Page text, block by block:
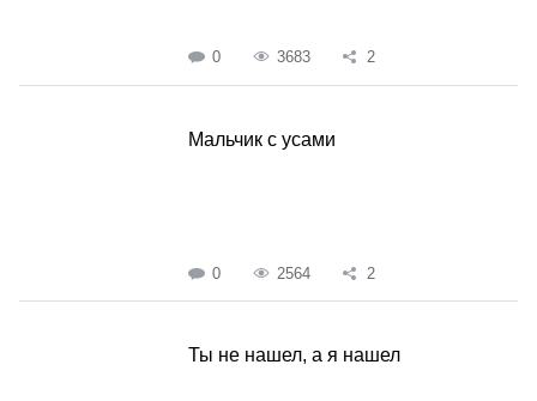
0 3683 2
Мальчик с усами
0 2564 2
Ты не нашел, а я нашел